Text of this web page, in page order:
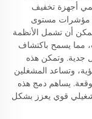
أجهزة تخفيف
مؤشرات مستوى
أن تشمل الأنظمة
مما يسمح باكتشاف
جدية. وتمكن هذه
وتساعد المشغلين
يساهم دمج هذه
تشغيلي قوي يعزز بشكل